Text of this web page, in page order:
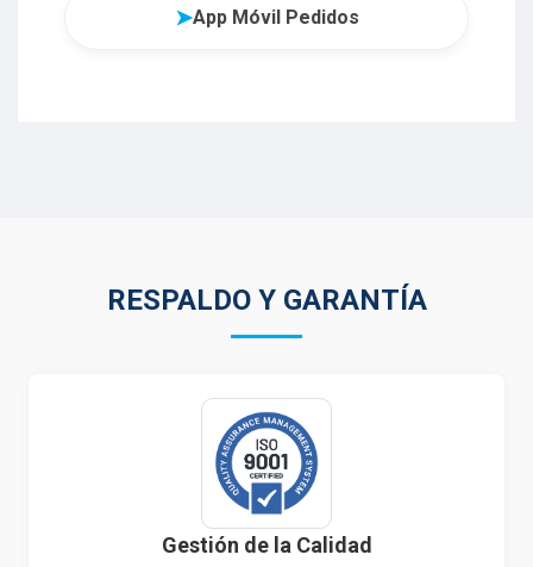
➤App Móvil Pedidos
RESPALDO Y GARANTÍA
Gestión de la Calidad